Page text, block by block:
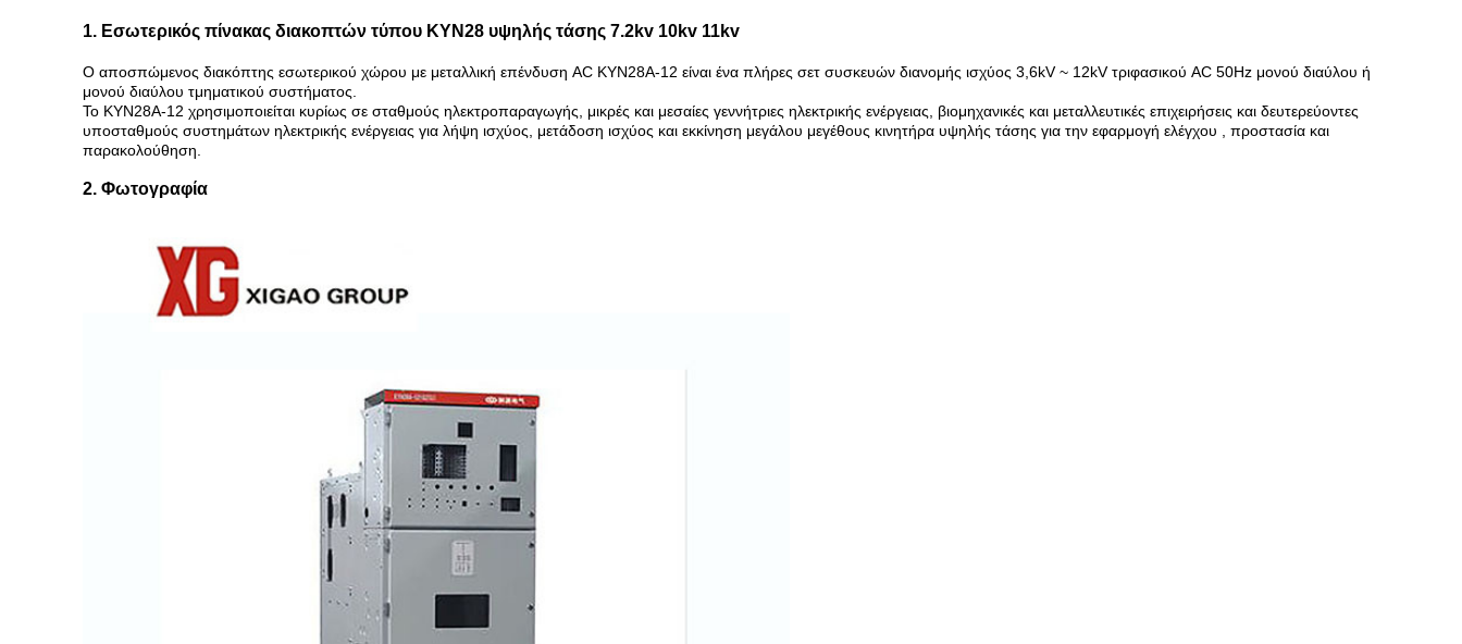
1. Εσωτερικός πίνακας διακοπτών τύπου KYN28 υψηλής τάσης 7.2kv 10kv 11kv
Ο αποσπώμενος διακόπτης εσωτερικού χώρου με μεταλλική επένδυση AC KYN28A-12 είναι ένα πλήρες σετ συσκευών διανομής ισχύος 3,6kV ~ 12kV τριφασικού AC 50Hz μονού διαύλου ή
μονού διαύλου τμηματικού συστήματος.
Το KYN28A-12 χρησιμοποιείται κυρίως σε σταθμούς ηλεκτροπαραγωγής, μικρές και μεσαίες γεννήτριες ηλεκτρικής ενέργειας, βιομηχανικές και μεταλλευτικές επιχειρήσεις και δευτερεύοντες
υποσταθμούς συστημάτων ηλεκτρικής ενέργειας για λήψη ισχύος, μετάδοση ισχύος και εκκίνηση μεγάλου μεγέθους κινητήρα υψηλής τάσης για την εφαρμογή ελέγχου , προστασία και
παρακολούθηση.
2. Φωτογραφία